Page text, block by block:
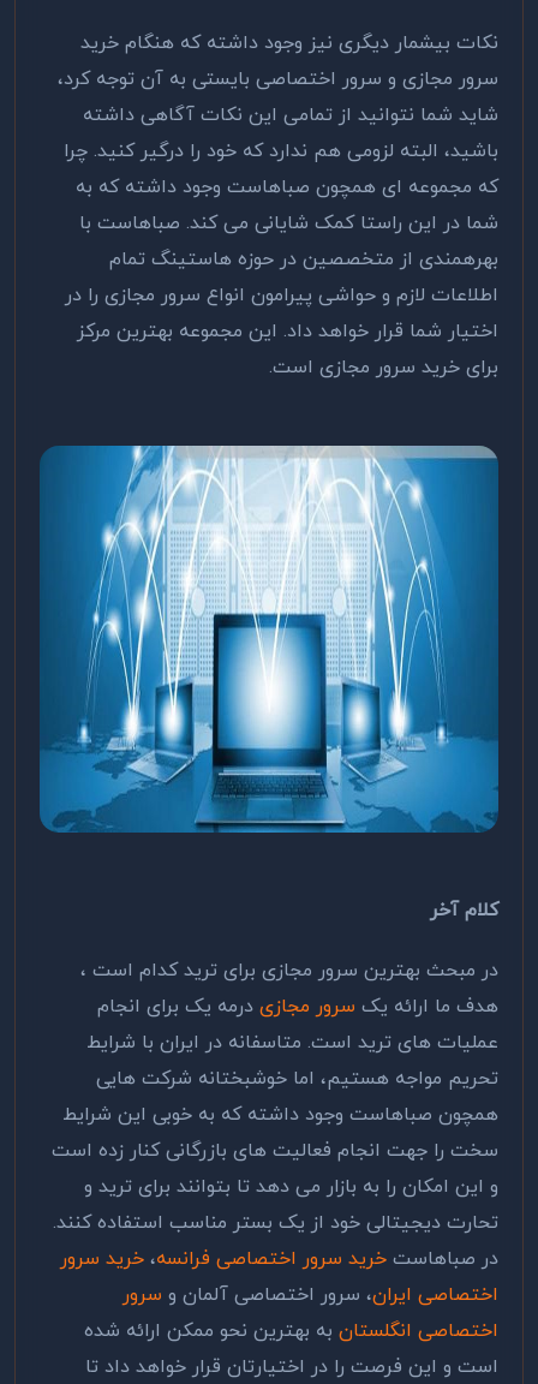
نکات بیشمار دیگری نیز وجود داشته که هنگام خرید
سرور مجازی و سرور اختصاصی بایستی به آن توجه کرد،
شاید شما نتوانید از تمامی این نکات آگاهی داشته
باشید، البته لزومی هم ندارد که خود را درگیر کنید. چرا
که مجموعه ای همچون صباهاست وجود داشته که به
شما در این راستا کمک شایانی می کند. صباهاست با
بهرهمندی از متخصصین در حوزه هاستینگ تمام
اطلاعات لازم و حواشی پیرامون انواع سرور مجازی را در
اختیار شما قرار خواهد داد. این مجموعه بهترین مرکز
برای خرید سرور مجازی است.
کلام آخر
در مبحث بهترین سرور مجازی برای ترید کدام است ،
هدف ما ارائه یک سرور مجازی درمه یک برای انجام
عملیات های ترید است. متاسفانه در ایران با شرایط
تحریم مواجه هستیم، اما خوشبختانه شرکت هایی
همچون صباهاست وجود داشته که به خوبی این شرایط
سخت را جهت انجام فعالیت های بازرگانی کنار زده است
و این امکان را به بازار می دهد تا بتوانند برای ترید و
تحارت دیجیتالی خود از یک بستر مناسب استفاده کنند.
در صباهاست خرید سرور اختصاصی فرانسه، خرید سرور
اختصاصی ایران، سرور اختصاصی آلمان و سرور
اختصاصی انگلستان به بهترین نحو ممکن ارائه شده
است و این فرصت را در اختیارتان قرار خواهد داد تا